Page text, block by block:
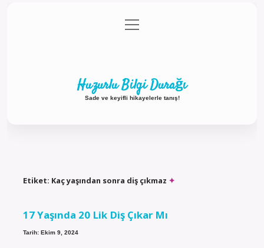
Gizlilik Politikası
menüyü
aç
Huzurlu Bilgi Durağı
Sade ve keyifli hikayelerle tanış!
Etiket: Kaç yaşından sonra diş çıkmaz
17 Yaşında 20 Lik Diş Çıkar Mı
Tarih: Ekim 9, 2024